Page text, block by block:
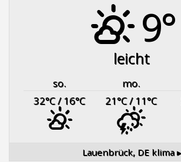
9°
leicht
so. mo.
32°C/ 16°C 21°C/ 11°C
Lauenbrück, DEklima ▸